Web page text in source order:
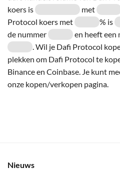
koers is
met
Protocol koers met
% is
de nummer
en heeft een
. Wil je Dafi Protocol
plekken om Dafi Protocol te
Binance en Coinbase. Je kunt
onze kopen/verkopen pagina.
Nieuws